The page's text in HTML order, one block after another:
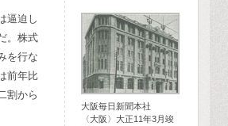
逼迫し
。株式
を行な
前年比
割から
大阪毎日新聞本社
〈大阪〉大正11年3月竣